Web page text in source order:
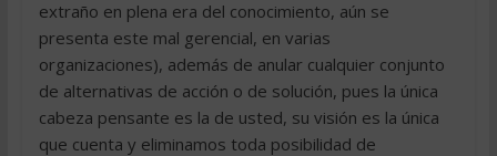
extraño en plena era del conocimiento, aún se
presenta este mal gerencial, en varias
organizaciones), además de anular cualquier conjunto
de alternativas de acción o de solución, pues la única
cabeza pensante es la de usted, su visión es la única
que cuenta y eliminamos toda posibilidad de